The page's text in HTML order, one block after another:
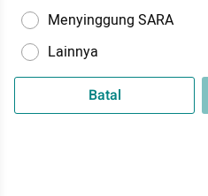
Menyinggung SARA
Lainnya
Batal